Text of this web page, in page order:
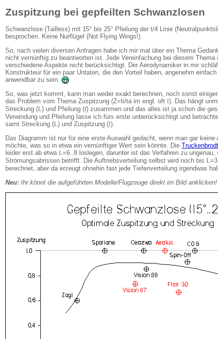
Zuspitzung bei gepfeilten Schwanzlosen
Schwanzlose (Tailless) mit 15° bis 25° Pfeilung der t/4 Linie
besprochen. Keine Nurflügel (Not Flying Wings!).
So, nach vielen diversen Anfragen habe ich mir mal über ein Thema
nicht vernünftig zu beantworten ist. Jede Vereinfachung bei diesem
verschiedene Aspekte nicht berücksichtigt. Der Aerodynamiker in mir
Konstrukteur für ein paar Untaten, die den Vorteil haben, angenehm
anwendbar zu sein.
So, was jetzt kommt, kann man weder exakt berechnen, noch sonst
das Problem vom Thema Zuspitzung (Z=ti/ta im engl. oft l). Das hängt
Streckung (L) und Pfeilung (f) zusammen und das alles ist ja schon die
Verwindung und Pfeilung lasse ich fürs erste unberücksichtigt und
samt Streckung (L) und Zuspitzung (l).
Das Diagramm ist nur für eine erste Auswahl gedacht, wenn man gar keine
möchte, was so in etwa ein vernünftiger Wert sein könnte. Die Truckenbrodt
leider erst ab etwa L=6..8 loslegen, darunter ist das Verfahren zu ungenau,
Strömungsabrissen betrifft. Die Auftriebsverteilung selbst wird noch bis L
berechnet, aber da erzeugt ohnehin fast jede Tiefenverteilung irgendwas
Neu: Ihr könnt die aufgeführten Modelle/Flugzeuge direkt im Bild anklicken!